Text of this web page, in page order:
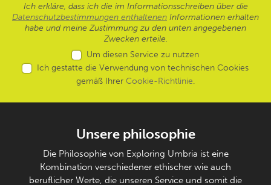
Ich erkläre, dass ich die im Informationsschreiben über die
Datenschutzbestimmungen enthaltenen Informationen erhalten
habe und meine Zustimmung zu den unten angegebenen
Zwecken erteile.
Um diesen Service zu nutzen
Ich gestatte die Verwendung von technischen Cookies
gemäß Ihrer Cookie-Richtlinie.
Unsere philosophie
Die Philosophie von Exploring Umbria ist eine
Kombination verschiedener ethischer wie auch
beruflicher Werte, die unseren Service und somit die